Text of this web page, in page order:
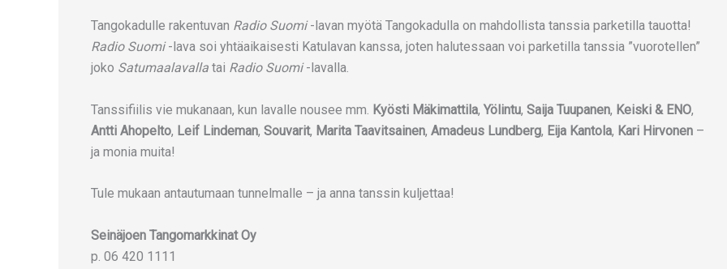
Tangokadulle rakentuvan Radio Suomi-lavan myötä Tangokadulla on mahdollista tanssia parketilla tauotta!
Radio Suomi-lava soi yhtäaikaisesti Katulavan kanssa, joten halutessaan voi parketilla tanssia ”vuorotellen”
joko Satumaalavalla tai Radio Suomi-lavalla.
Tanssifiilis vie mukanaan, kun lavalle nousee mm. Kyösti Mäkimattila, Yölintu, Saija Tuupanen, Keiski & ENO,
Antti Ahopelto, Leif Lindeman, Souvarit, Marita Taavitsainen, Amadeus Lundberg, Eija Kantola, Kari Hirvonen –
ja monia muita!
Tule mukaan antautumaan tunnelmalle – ja anna tanssin kuljettaa!
Seinäjoen Tangomarkkinat Oy
p. 06 420 1111